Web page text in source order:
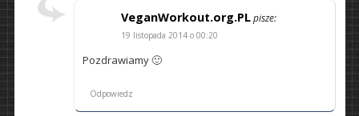
VeganWorkout.org.PL pisze:
19 listopada 2014 o 00:20
Pozdrawiamy 🙂
Odpowiedz